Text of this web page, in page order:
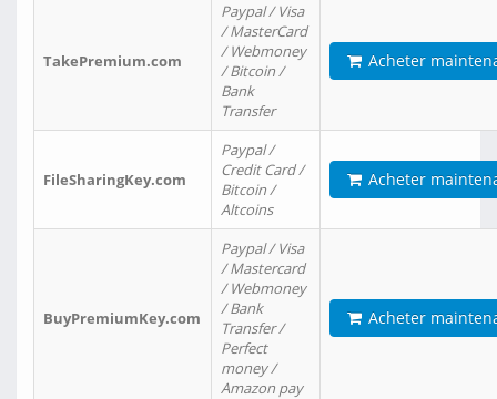
TakePremium.com
Paypal / Visa
/ MasterCard
/ Webmoney
/ Bitcoin /
Bank
Transfer
Acheter
FileSharingKey.com
Paypal /
Credit Card /
Bitcoin /
Altcoins
Acheter
BuyPremiumKey.com
Paypal / Visa
/ Mastercard
/ Webmoney
/ Bank
Transfer /
Perfect
money /
Amazon pay
Acheter